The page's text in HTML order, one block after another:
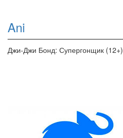
Ani
Джи-Джи Бонд: Супергонщик (12+)